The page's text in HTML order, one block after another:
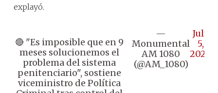
explayó.
🔴 "Es imposible que en 9
meses solucionemos el
problema del sistema
penitenciario", sostiene
viceministro de Política
—
Monumental
AM 1080
(@AM_1080)
July
5,
2024